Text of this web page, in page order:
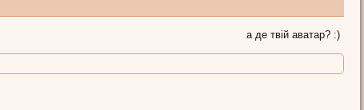
а де твій аватар? :)